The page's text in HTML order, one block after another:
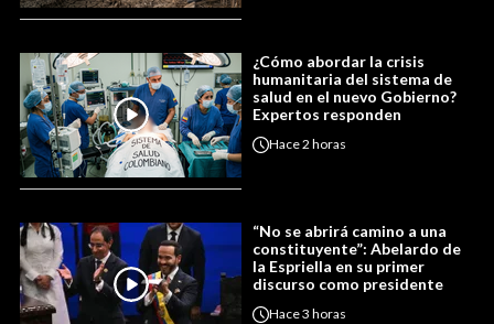
¿Cómo abordar la crisis
humanitaria del sistema de
salud en el nuevo Gobierno?
Expertos responden
Hace2 horas
“No se abrirá camino a una
constituyente”: Abelardo de
la Espriella en su primer
discurso como presidente
Hace3 horas